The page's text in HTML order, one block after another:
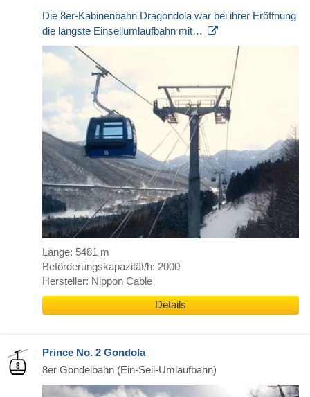
Die 8er-Kabinenbahn Dragondola war bei ihrer Eröffnung
die längste Einseilumlaufbahn mit…
Länge: 5481 m
Beförderungskapazität/h: 2000
Hersteller: Nippon Cable
Details
Prince No. 2 Gondola
8er Gondelbahn (Ein-Seil-Umlaufbahn)